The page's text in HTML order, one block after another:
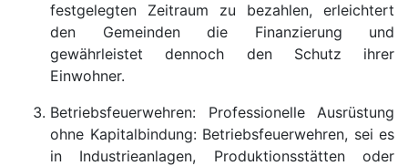
festgelegten Zeitraum zu bezahlen, erleichtert
den Gemeinden die Finanzierung und
gewährleistet dennoch den Schutz ihrer
Einwohner.
Betriebsfeuerwehren: Professionelle Ausrüstung
ohne Kapitalbindung: Betriebsfeuerwehren, sei es
in Industrieanlagen, Produktionsstätten oder